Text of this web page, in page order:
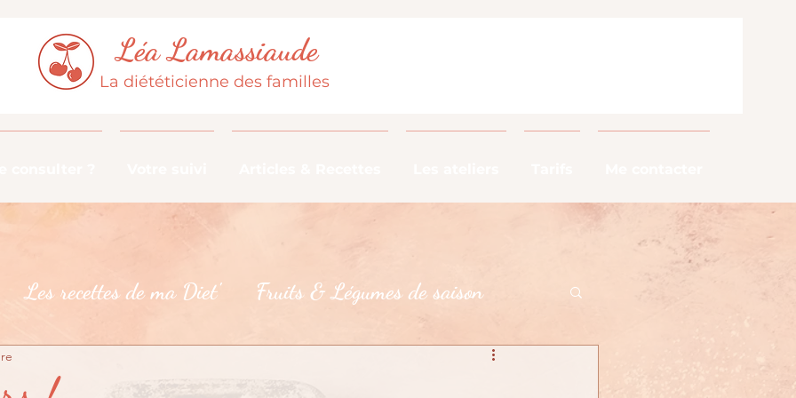
Léa Lamassiaude
La diététicienne des familles
Les recettes de ma Diet' Fruits & Légumes de saison
De la fourche à la fourchette Les croyances alimentaires